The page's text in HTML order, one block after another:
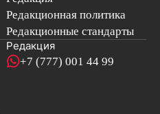
Редакционная политика
Редакционные стандарты
Редакция
+7 (777) 001 44 99